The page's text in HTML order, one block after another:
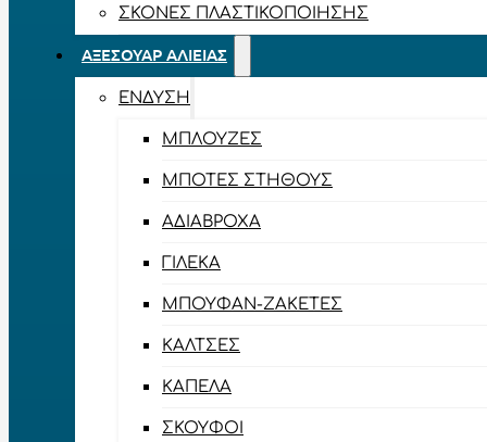
ΣΚΌΝΕΣ ΠΛΑΣΤΙΚΟΠΟΊΗΣΗΣ
ΑΞΕΣΟΥΆΡ ΑΛΙΕΊΑΣ
ΈΝΔΥΣΗ
ΜΠΛΟΎΖΕΣ
ΜΠΌΤΕΣ ΣΤΉΘΟΥΣ
ΑΔΙΆΒΡΟΧΑ
ΓΙΛΈΚΑ
ΜΠΟΥΦΆΝ-ΖΑΚΈΤΕΣ
ΚΆΛΤΣΕΣ
ΚΑΠΈΛΑ
ΣΚΟΎΦΟΙ